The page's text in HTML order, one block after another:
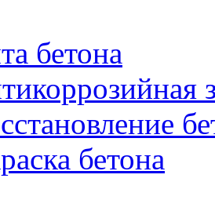
бетона
бетона